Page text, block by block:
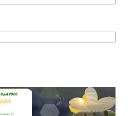
Bedrijfsbezoek
Dag Van De Ondernemer
05-2026 Ontbijt En
04-2026 ALV!